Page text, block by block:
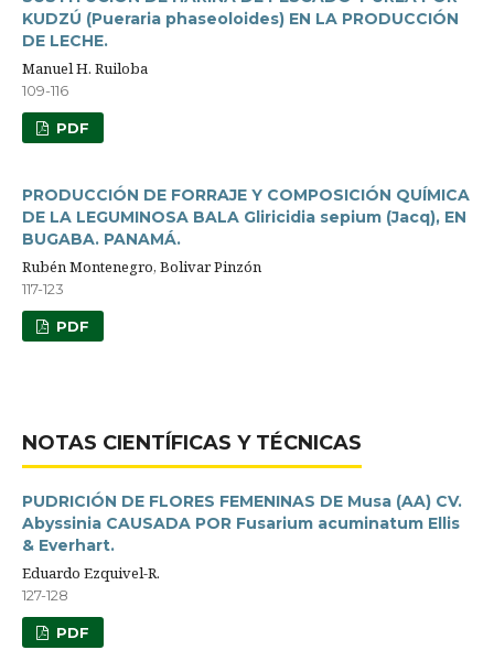
KUDZÚ (Pueraria phaseoloides) EN LA PRODUCCIÓN
DE LECHE.
Manuel H. Ruiloba
109-116
PDF
PRODUCCIÓN DE FORRAJE Y COMPOSICIÓN QUÍMICA
DE LA LEGUMINOSA BALA Gliricidia sepium (Jacq), EN
BUGABA. PANAMÁ.
Rubén Montenegro, Bolivar Pinzón
117-123
PDF
NOTAS CIENTÍFICAS Y TÉCNICAS
PUDRICIÓN DE FLORES FEMENINAS DE Musa (AA) CV.
Abyssinia CAUSADA POR Fusarium acuminatum Ellis
& Everhart.
Eduardo Ezquivel-R.
127-128
PDF